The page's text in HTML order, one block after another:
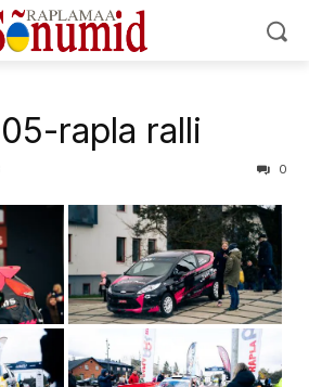
rapla ralli
0